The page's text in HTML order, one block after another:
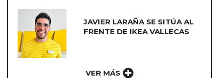
JAVIER LARAÑA SE SITÚA AL
FRENTE DE IKEA VALLECAS
VER MÁS